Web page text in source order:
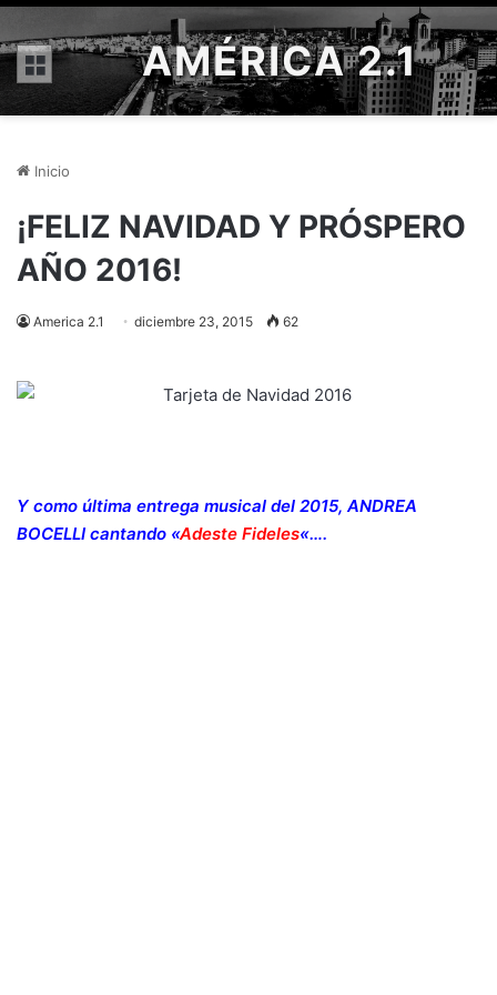
Menú AMÉRICA 2.1
Inicio
¡FELIZ NAVIDAD Y PRÓSPERO
AÑO 2016!
America 2.1 diciembre 23, 2015 62
Y como última entrega musical del 2015, ANDREA
BOCELLI cantando «Adeste Fideles«….